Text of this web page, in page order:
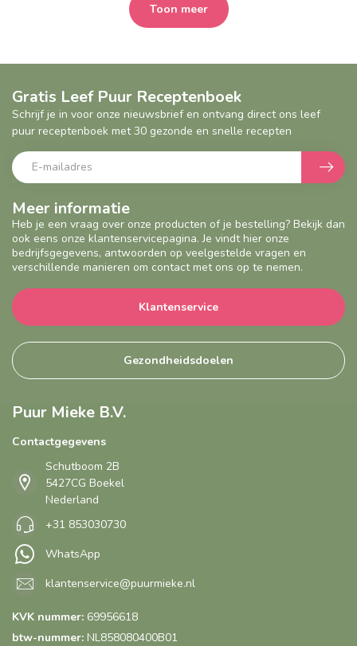
Toon meer
Meer informatie
Heb je een vraag over onze producten of je bestelling? Bekijk dan
ook eens onze klantenservicepagina. Je vindt hier onze
bedrijfsgegevens, antwoorden op veelgestelde vragen en
verschillende manieren om contact met ons op te nemen.
Klantenservice
Gezondheidsdoelen
Gratis Leef Puur Receptenboek
Schrijf je in voor onze nieuwsbrief en ontvang direct ons leef
puur receptenboek met 30 gezonde en snelle recepten
Puur Mieke B.V.
Contactgegevens
Schutboom 2B
5427CG Boekel
Nederland
+31 853030730
WhatsApp
klantenservice@puurmieke.nl
KVK nummer: 69956618
btw-nummer: NL858080400B01